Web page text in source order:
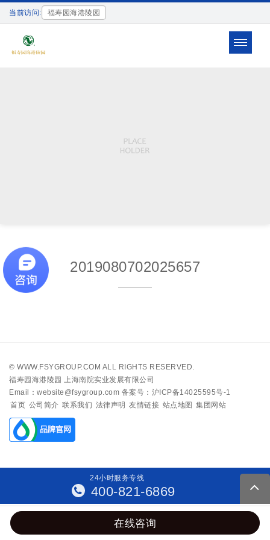
当前访问: 福寿园海港陵园
Toggle
2019080702025657
© WWW.FSYGROUP.COM ALL RIGHTS RESERVED.
福寿园海港陵园 上海南院实业发展有限公司
Email：website@fsygroup.com 备案号：沪ICP备14025595号-1
首页 公司简介 联系我们 法律声明 友情链接 站点地图 集团网站
24小时服务专线
400-821-6869
在线咨询